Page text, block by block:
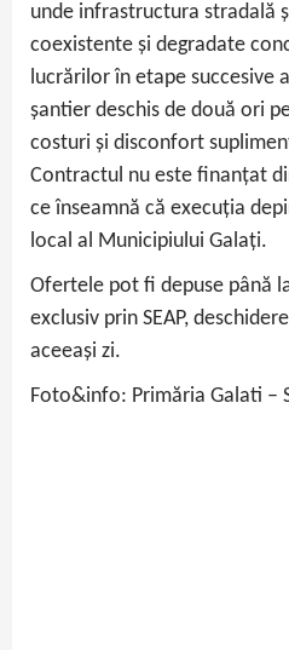
unde infrastructura stradală
coexistente și degradate
lucrărilor în etape succesive
șantier deschis de două ori
costuri și disconfort
Contractul nu este finanțat
ce înseamnă că execuția
local al Municipiului Galați.
Ofertele pot fi depuse până
exclusiv prin SEAP,
aceeași zi.
Foto&info: Primăria Galati –